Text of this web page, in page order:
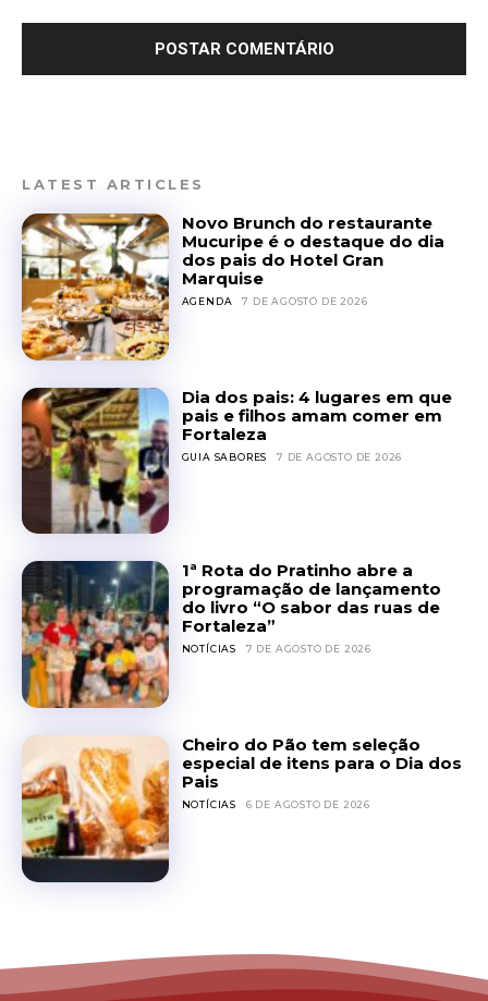
LATEST ARTICLES
Novo Brunch do restaurante
Mucuripe é o destaque do dia
dos pais do Hotel Gran
Marquise
AGENDA 7 DE AGOSTO DE 2026
Dia dos pais: 4 lugares em que
pais e filhos amam comer em
Fortaleza
GUIA SABORES 7 DE AGOSTO DE 2026
1ª Rota do Pratinho abre a
programação de lançamento
do livro “O sabor das ruas de
Fortaleza”
NOTÍCIAS 7 DE AGOSTO DE 2026
Cheiro do Pão tem seleção
especial de itens para o Dia dos
Pais
NOTÍCIAS 6 DE AGOSTO DE 2026